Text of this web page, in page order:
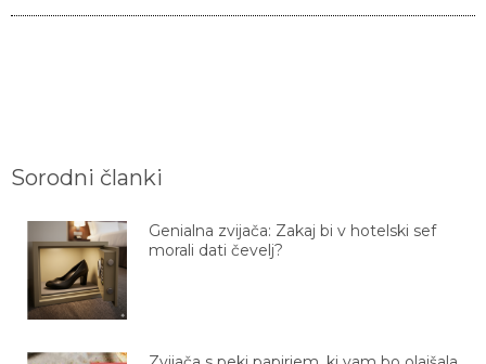
Sorodni članki
Genialna zvijača: Zakaj bi v hotelski sef
morali dati čevelj?